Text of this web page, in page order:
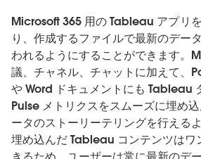
Microsoft 365 用の Tableau アプリ
り、作成するファイルで最新のデー
われるようにすることができます。
議、チャネル、チャットに加えて、
や Word ドキュメントにも Tableau
Pulse メトリクスをスムーズに埋め
ータのストーリーテリングを行える
埋め込んだ Tableau コンテンツはワ